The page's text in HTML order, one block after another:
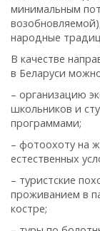
минимальным
народные
В качестве
в Беларуси
– организацию
школьников и
программами;
– фотоохоту на
естественных
– туристские
проживанием в
костре;